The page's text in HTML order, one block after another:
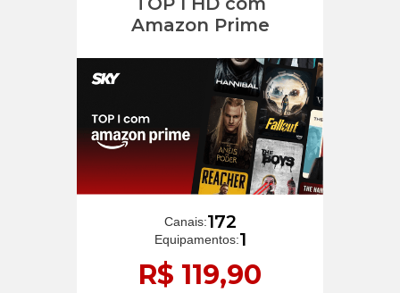
Amazon Prime
Canais:172
Equipamentos:1
R$ 119,90